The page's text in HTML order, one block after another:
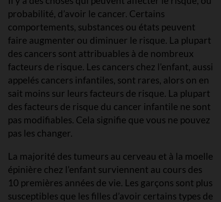
probabilité, d’avoir le cancer. Certains
comportements, substances ou états peuvent
faire augmenter ou diminuer le risque. La plupart
des cancers sont attribuables à de nombreux
facteurs de risque. Les cancers chez l’enfant, aussi
appelés cancers infantiles, sont rares, alors on en
sait moins sur leurs facteurs de risque. La plupart
des facteurs de risque du cancer infantile ne sont
pas modifiables. Cela signifie que vous ne pouvez
pas les changer.
La majorité des tumeurs au cerveau et à la moelle
épinière chez l’enfant surviennent au cours des
10 premières années de vie. Les garçons sont plus
susceptibles que les filles d’avoir certains types de